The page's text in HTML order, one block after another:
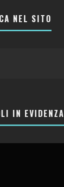
NEL SITO
IN EVIDENZA